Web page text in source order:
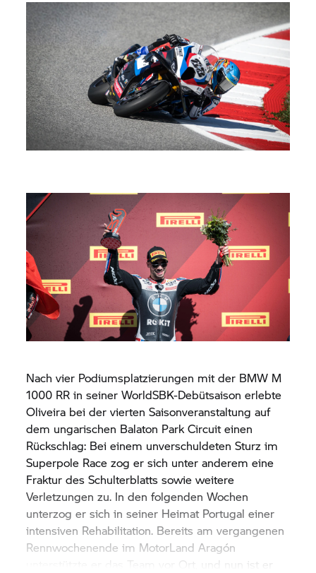
Nach vier Podiumsplatzierungen mit der BMW M
1000 RR in seiner WorldSBK-Debütsaison erlebte
Oliveira bei der vierten Saisonveranstaltung auf
dem ungarischen Balaton Park Circuit einen
Rückschlag: Bei einem unverschuldeten Sturz im
Superpole Race zog er sich unter anderem eine
Fraktur des Schulterblatts sowie weitere
Verletzungen zu. In den folgenden Wochen
unterzog er sich in seiner Heimat Portugal einer
intensiven Rehabilitation. Bereits am vergangenen
Rennwochenende im MotorLand Aragón
unterstützte er das Team vor Ort, und nun ist er